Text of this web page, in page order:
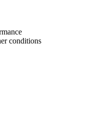
conditions